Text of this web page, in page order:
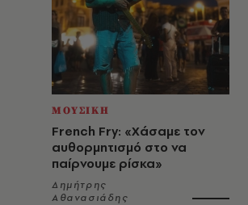
ΜΟΥΣΙΚΗ
French Fry: «Χάσαμε τον
αυθορμητισμό στο να
παίρνουμε ρίσκα»
Δημήτρης
Αθανασιάδης